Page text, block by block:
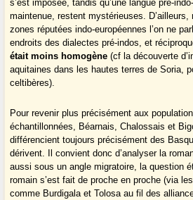
s’est imposée, tandis qu’une langue pré-
maintenue, restent mystérieuses. D’ailleurs,
zones réputées indo-européennes l’on ne
endroits des dialectes pré-indos, et
était moins homogène (cf la découverte
aquitaines dans les hautes terres de Soria,
celtibères).
Pour revenir plus précisément aux
échantillonnées, Béarnais, Chalossais et
différencient toujours précisément des
dérivent. Il convient donc d’analyser la
aussi sous un angle migratoire, la question
romain s’est fait de proche en proche (via
comme Burdigala et Tolosa au fil des